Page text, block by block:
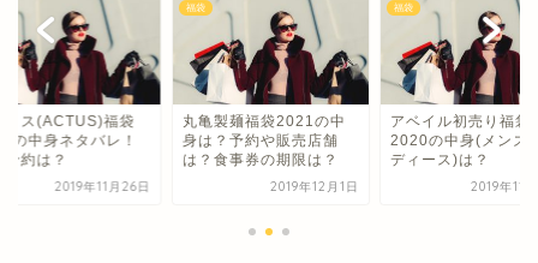
タス(ACTUS)福袋
の中身ネタバレ！
予約は？
2019年11月26日
福袋
丸亀製麺福袋2021の中
身は？予約や販売店舗
は？食事券の期限は？
2019年12月1日
福袋
アベイル初売り福袋
2020の中身(メンズ
ディース)は？
2019年11